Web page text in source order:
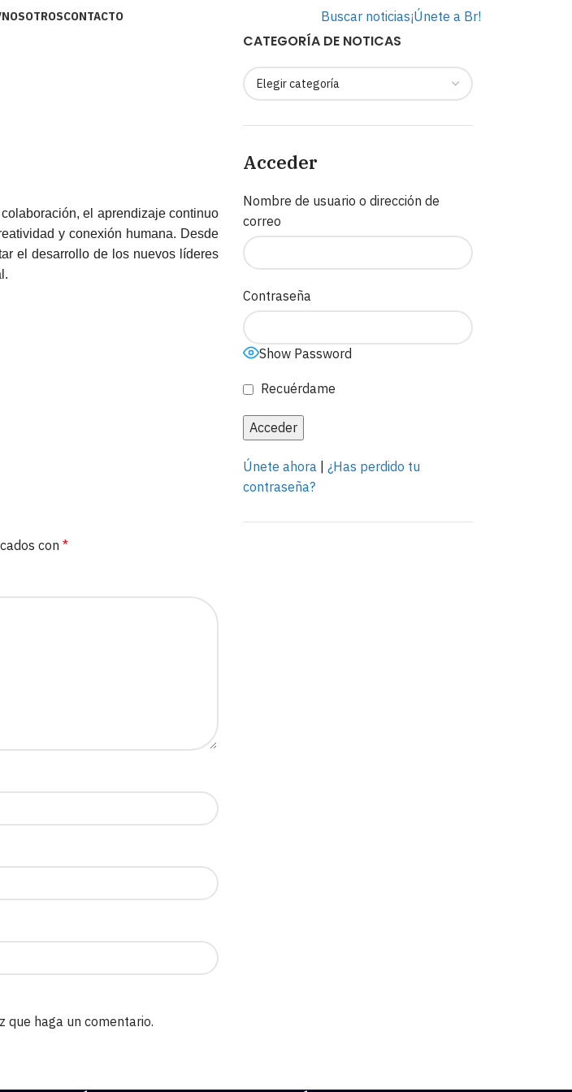
NOSOTROSCONTACTO Buscar noticias¡Únete a Br!
el aprendizaje continuo
y conexión humana. Desde
el desarrollo de los nuevos líderes
con *
que haga un comentario.
CATEGORÍA DE NOTICAS
Acceder
Nombre de usuario o dirección de
correo
Contraseña
Show Password
Recuérdame
Únete ahora| ¿Has perdido tu
contraseña?